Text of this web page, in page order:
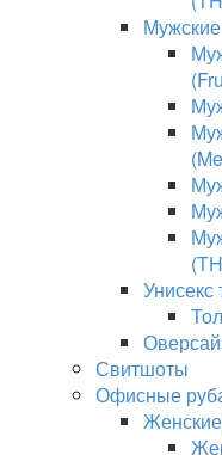
Мужские
Унисекс
Свитшоты
Офисные